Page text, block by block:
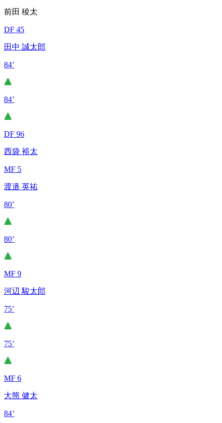
前田 稜太
DF 45
田中 誠太郎
84’
84’
DF 96
西袋 裕太
MF 5
渡邉 英祐
80’
80’
MF 9
河辺 駿太郎
75’
75’
MF 6
大熊 健太
84’